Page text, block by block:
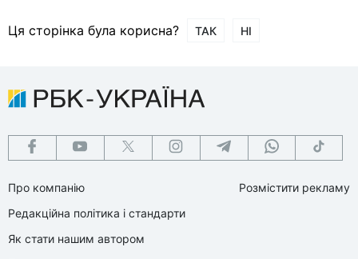
Ця сторінка була корисна? ТАК НІ
Про компанію
Редакційна політика і стандарти
Як стати нашим автором
Розмістити рекламу